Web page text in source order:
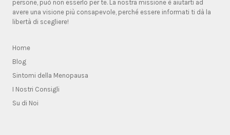
persone, può non esserlo per te. La nostra missione è aiutarti ad
avere una visione più consapevole, perché essere informati ti dà la
libertà di scegliere!
Home
Blog
Sintomi della Menopausa
I Nostri Consigli
Su di Noi